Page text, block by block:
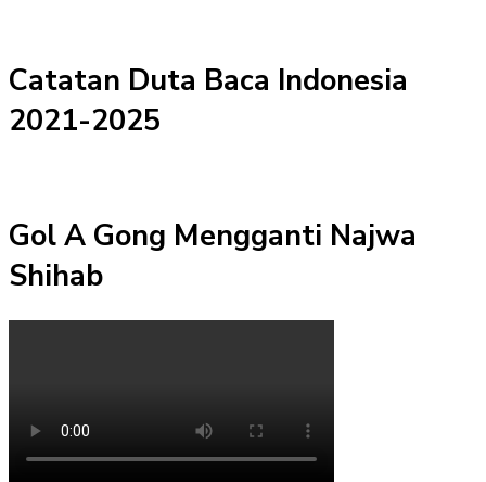
Catatan Duta Baca Indonesia
2021-2025
Gol A Gong Mengganti Najwa
Shihab